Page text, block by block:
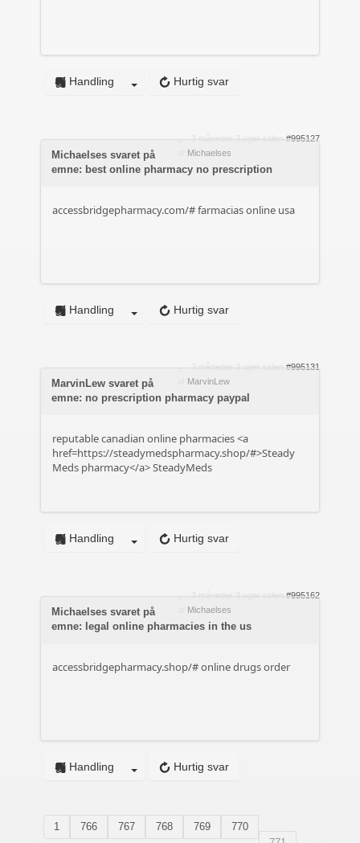
Hurtig svar
Handling
3 måneder 3 uger siden #995127
Michaelses
Michaelses svaret på
emne: best online pharmacy no prescription
accessbridgepharmacy.com/#farmacias online usa
Hurtig svar
Handling
3 måneder 3 uger siden #995131
MarvinLew
MarvinLew svaret på
emne: no prescription pharmacy paypal
reputable canadian online pharmacies <a
href=https://steadymedspharmacy.shop/#>Steady
Meds pharmacy</a> SteadyMeds
Hurtig svar
Handling
3 måneder 3 uger siden
#995162
Michaelses
Michaelses svaret på
emne: legal online pharmacies in the us
accessbridgepharmacy.shop/#online drugs order
Hurtig svar
Handling
1 766 767 768 769
770